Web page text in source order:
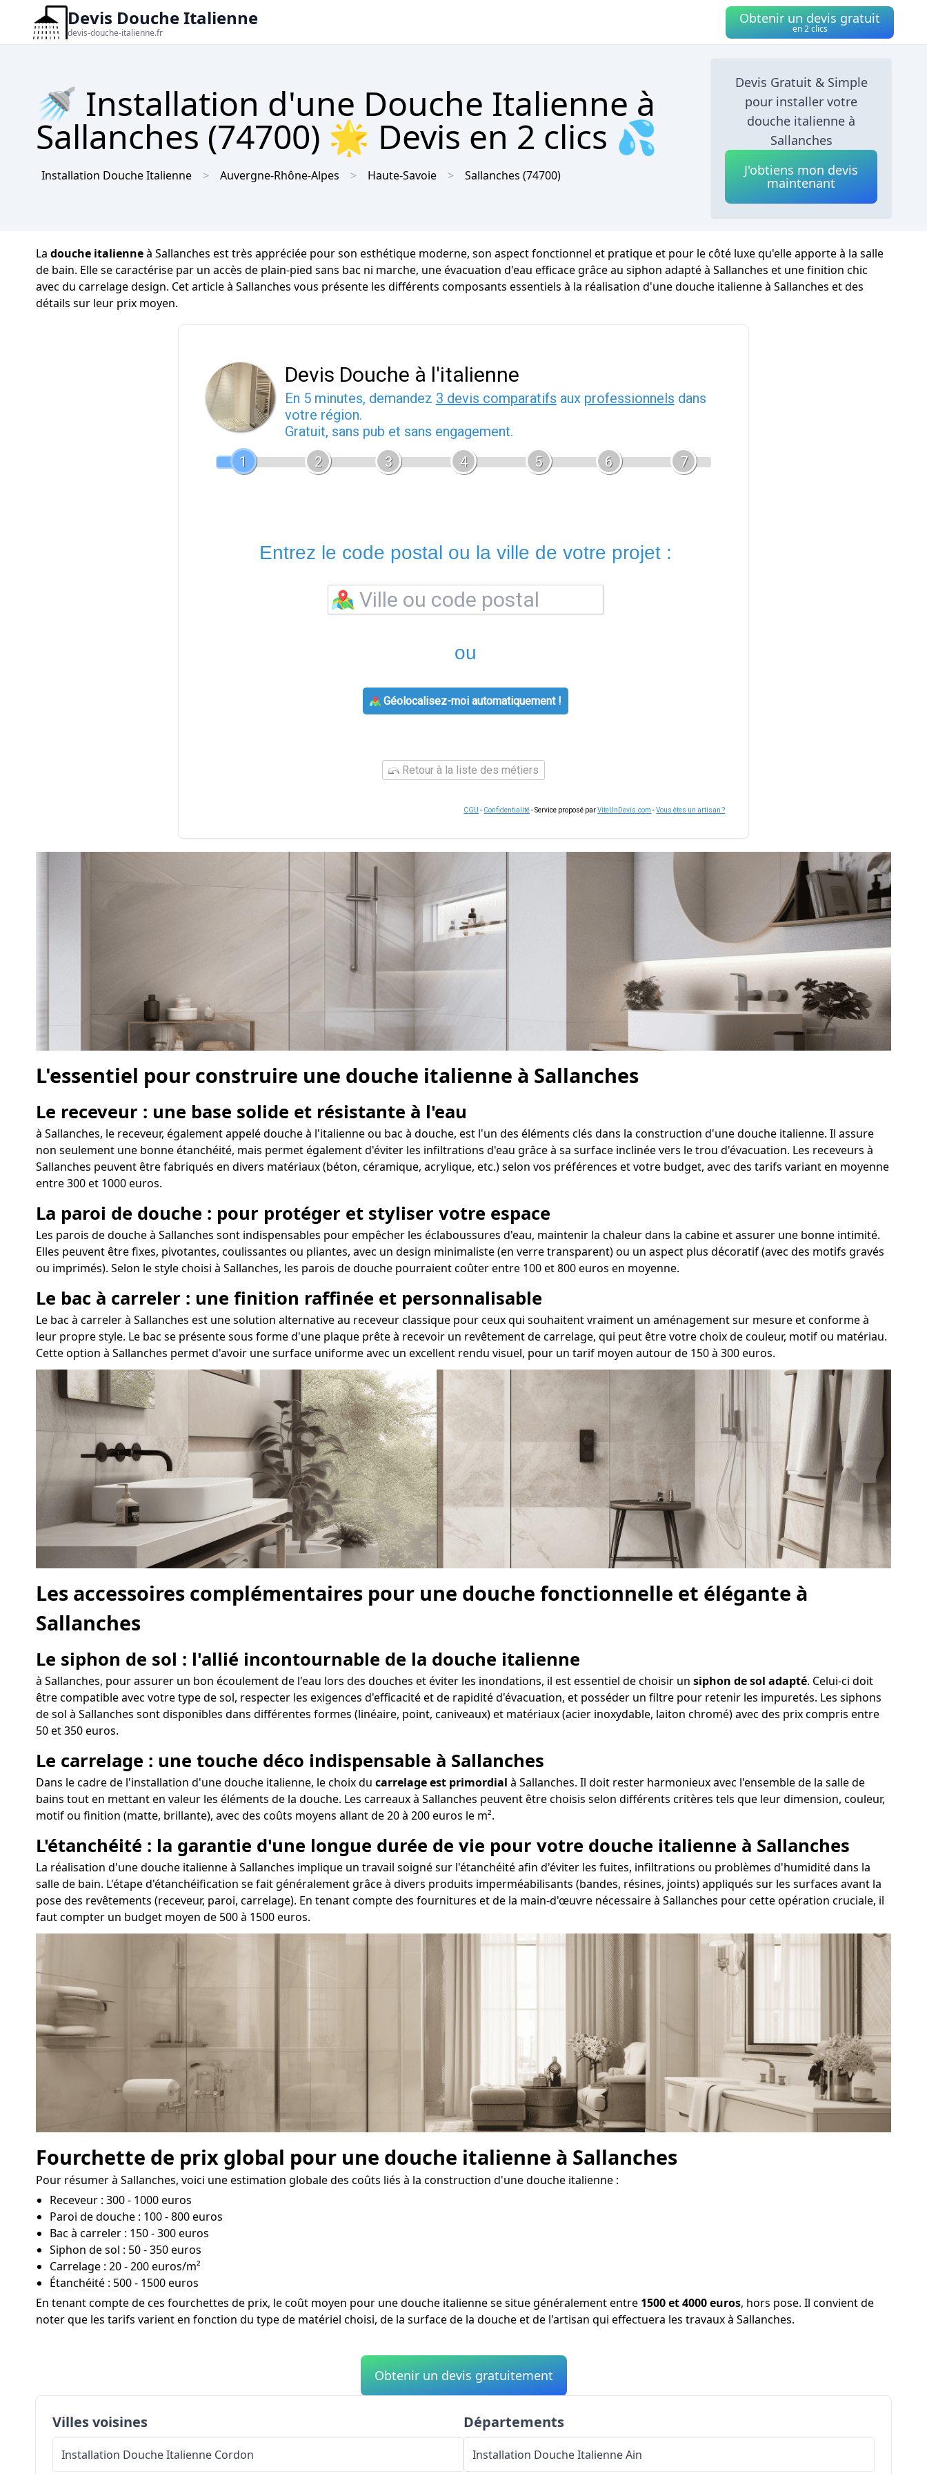
Devis Douche Italienne
devis-douche-italienne.fr
Obtenir un devis gratuit
en 2 clics
🚿 Installation d'une Douche Italienne à
Sallanches (74700) 🌟 Devis en 2 clics 💦
Installation Douche Italienne Auvergne-Rhône-Alpes Haute-Savoie Sallanches (74700)
Devis Gratuit & Simple
pour installer votre
douche italienne à
Sallanches
J'obtiens mon devis
maintenant
La douche italienneà Sallanches est très appréciée pour son esthétique moderne, son aspect fonctionnel et pratique et pour le côté luxe qu'elle apporte à la salle
de bain. Elle se caractérise par un accès de plain-pied sans bac ni marche, une évacuation d'eau efficace grâce au siphon adapté à Sallanches et une finition chic
avec du carrelage design. Cet article à Sallanches vous présente les différents composants essentiels à la réalisation d'une douche italienne à Sallanches et des
détails sur leur prix moyen.
Devis Douche à l'italienne
En 5 minutes, demandez 3 devis comparatifs aux professionnels dans
votre région.
Gratuit, sans pub et sans engagement.
1
2 3 4 5 6 7
Entrez le code postal ou la ville de votre projet :
ou
Géolocalisez-moi automatiquement !
Retour à la liste des métiers
CGU - Confidentialité- Service proposé parViteUnDevis.com -Vous êtes un artisan ?
L'essentiel pour construire une douche italienne à Sallanches
Le receveur : une base solide et résistante à l'eau
à Sallanches, le receveur, également appelé douche à l'italienne ou bac à douche, est l'un des éléments clés dans la construction d'une douche italienne. Il assure
non seulement une bonne étanchéité, mais permet également d'éviter les infiltrations d'eau grâce à sa surface inclinée vers le trou d'évacuation. Les receveurs à
Sallanches peuvent être fabriqués en divers matériaux (béton, céramique, acrylique, etc.) selon vos préférences et votre budget, avec des tarifs variant en moyenne
entre 300 et 1000 euros.
La paroi de douche : pour protéger et styliser votre espace
Les parois de douche à Sallanches sont indispensables pour empêcher les éclaboussures d'eau, maintenir la chaleur dans la cabine et assurer une bonne intimité.
Elles peuvent être fixes, pivotantes, coulissantes ou pliantes, avec un design minimaliste (en verre transparent) ou un aspect plus décoratif (avec des motifs gravés
ou imprimés). Selon le style choisi à Sallanches, les parois de douche pourraient coûter entre 100 et 800 euros en moyenne.
Le bac à carreler : une finition raffinée et personnalisable
Le bac à carreler à Sallanches est une solution alternative au receveur classique pour ceux qui souhaitent vraiment un aménagement sur mesure et conforme à
leur propre style. Le bac se présente sous forme d'une plaque prête à recevoir un revêtement de carrelage, qui peut être votre choix de couleur, motif ou matériau.
Cette option à Sallanches permet d'avoir une surface uniforme avec un excellent rendu visuel, pour un tarif moyen autour de 150 à 300 euros.
Les accessoires complémentaires pour une douche fonctionnelle et élégante à
Sallanches
Le siphon de sol : l'allié incontournable de la douche italienne
à Sallanches, pour assurer un bon écoulement de l'eau lors des douches et éviter les inondations, il est essentiel de choisir un siphon de sol adapté. Celui-ci doit
être compatible avec votre type de sol, respecter les exigences d'efficacité et de rapidité d'évacuation, et posséder un filtre pour retenir les impuretés. Les siphons
de sol à Sallanches sont disponibles dans différentes formes (linéaire, point, caniveaux) et matériaux (acier inoxydable, laiton chromé) avec des prix compris entre
50 et 350 euros.
Le carrelage : une touche déco indispensable à Sallanches
Dans le cadre de l'installation d'une douche italienne, le choix du carrelage est primordial à Sallanches. Il doit rester harmonieux avec l'ensemble de la salle de
bains tout en mettant en valeur les éléments de la douche. Les carreaux à Sallanches peuvent être choisis selon différents critères tels que leur dimension, couleur,
motif ou finition (matte, brillante), avec des coûts moyens allant de 20 à 200 euros le m².
L'étanchéité : la garantie d'une longue durée de vie pour votre douche italienne à Sallanches
La réalisation d'une douche italienne à Sallanches implique un travail soigné sur l'étanchéité afin d'éviter les fuites, infiltrations ou problèmes d'humidité dans la
salle de bain. L'étape d'étanchéification se fait généralement grâce à divers produits imperméabilisants (bandes, résines, joints) appliqués sur les surfaces avant la
pose des revêtements (receveur, paroi, carrelage). En tenant compte des fournitures et de la main-d'œuvre nécessaire à Sallanches pour cette opération cruciale, il
faut compter un budget moyen de 500 à 1500 euros.
Fourchette de prix global pour une douche italienne à Sallanches
Pour résumer à Sallanches, voici une estimation globale des coûts liés à la construction d'une douche italienne :
Receveur : 300 - 1000 euros
Paroi de douche : 100 - 800 euros
Bac à carreler : 150 - 300 euros
Siphon de sol : 50 - 350 euros
Carrelage : 20 - 200 euros/m²
Étanchéité : 500 - 1500 euros
En tenant compte de ces fourchettes de prix, le coût moyen pour une douche italienne se situe généralement entre 1500 et 4000 euros, hors pose. Il convient de
noter que les tarifs varient en fonction du type de matériel choisi, de la surface de la douche et de l'artisan qui effectuera les travaux à Sallanches.
Obtenir un devis gratuitement
Villes voisines
Installation Douche Italienne Cordon
Départements
Installation Douche ItalienneAin